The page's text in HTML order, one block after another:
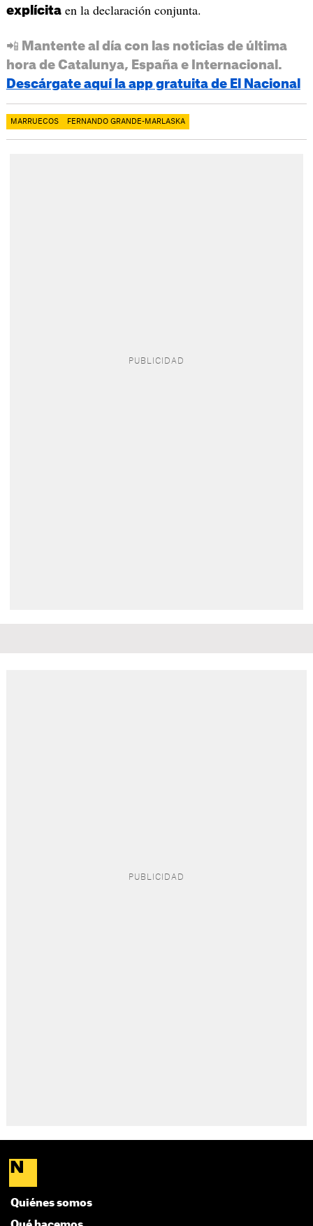
explícitaen la declaración conjunta.
📲 Mantente al día con las noticias de última
hora de Catalunya, España e Internacional.
Descárgate aquí la app gratuita de El Nacional
MARRUECOS FERNANDO GRANDE-MARLASKA
Quiénes somos